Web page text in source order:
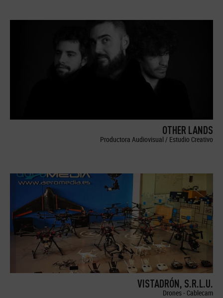
OTHER LANDS
Productora Audiovisual / Estudio Creativo
VISTADRÓN, S.R.L.U.
Drones - Cablecam